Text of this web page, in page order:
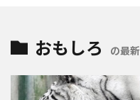
おもしろ の最